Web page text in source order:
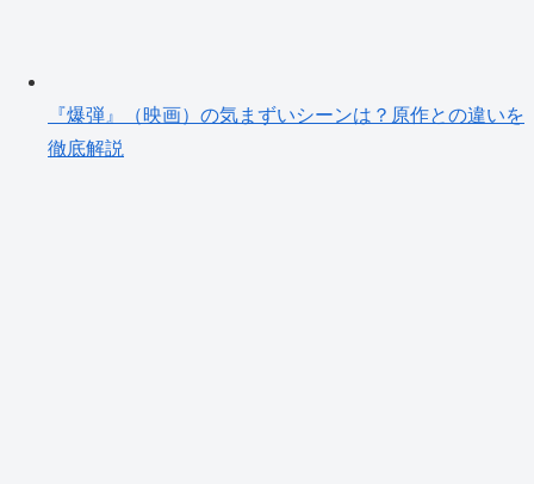
『爆弾』（映画）の気まずいシーンは？原作との違いを
徹底解説